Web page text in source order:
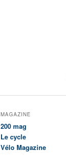
MAGAZINE
200 mag
Le cycle
Vélo Magazine